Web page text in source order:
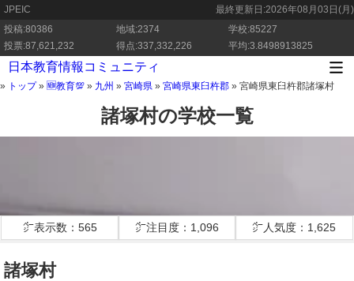
JPEIC 最終更新日:2026年08月03日(月)
投稿:80386
地域:2374
学校:85227
投票:87,621,232
得点:337,332,226 平均:3.8498913825
日本教育情報コミュニティ
» トップ» 🆕教育💯 » 九州 » 宮崎県 » 宮崎県東臼杵郡 » 宮崎県東臼杵郡諸塚村
諸塚村の学校一覧
㌻表示数：565 ㌻注目度：1,096 ㌻人気度：1,625
諸塚村